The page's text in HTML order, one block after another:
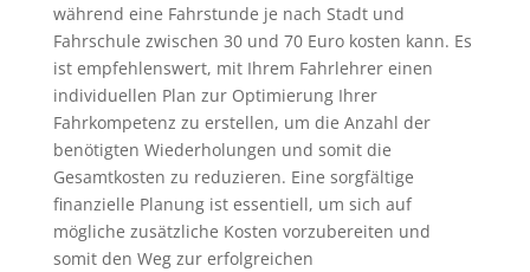
während eine Fahrstunde je nach Stadt und
Fahrschule zwischen 30 und 70 Euro kosten kann. Es
ist empfehlenswert, mit Ihrem Fahrlehrer einen
individuellen Plan zur Optimierung Ihrer
Fahrkompetenz zu erstellen, um die Anzahl der
benötigten Wiederholungen und somit die
Gesamtkosten zu reduzieren. Eine sorgfältige
finanzielle Planung ist essentiell, um sich auf
mögliche zusätzliche Kosten vorzubereiten und
somit den Weg zur erfolgreichen